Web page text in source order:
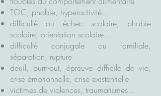
TOC, phobie, hyperactivité...
difficulté ou échec scolaire, phobie
scolaire, orientation scolaire…
difficulté conjugale ou familiale,
séparation, rupture
deuil, burn-out, épreuve difficile de vie,
crise émotionnelle, crise existentielle
victimes de violences, traumatismes...